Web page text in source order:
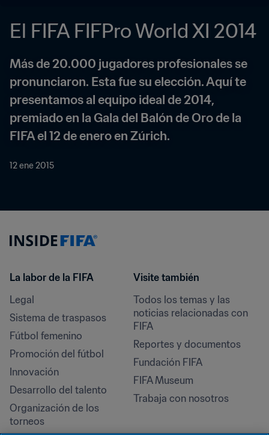
El FIFA FIFPro World XI 2014
Más de 20.000 jugadores profesionales se
pronunciaron. Esta fue su elección. Aquí te
presentamos al equipo ideal de 2014,
premiado en la Gala del Balón de Oro de la
FIFA el 12 de enero en Zúrich.
12 ene 2015
La labor de la FIFA
Legal
Sistema de traspasos
Fútbol femenino
Promoción del fútbol
Innovación
Desarrollo del talento
Organización de los
torneos
Visite también
Todos los temas y las
noticias relacionadas con
FIFA
Reportes y documentos
Fundación FIFA
FIFA Museum
Trabaja con nosotros